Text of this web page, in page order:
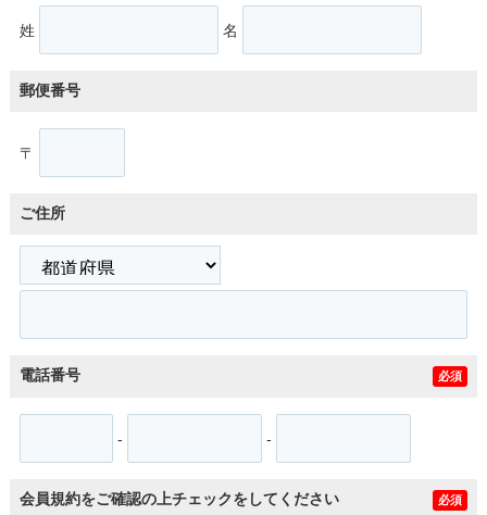
姓 名
郵便番号
〒
ご住所
電話番号 必須
- -
会員規約をご確認の上チェックをしてください 必須